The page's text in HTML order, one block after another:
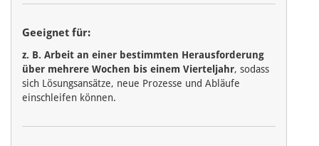
Geeignet für:
z. B. Arbeit an einer bestimmten Herausforderung
über mehrere Wochen bis einem Vierteljahr, sodass
sich Lösungsansätze, neue Prozesse und Abläufe
einschleifen können.